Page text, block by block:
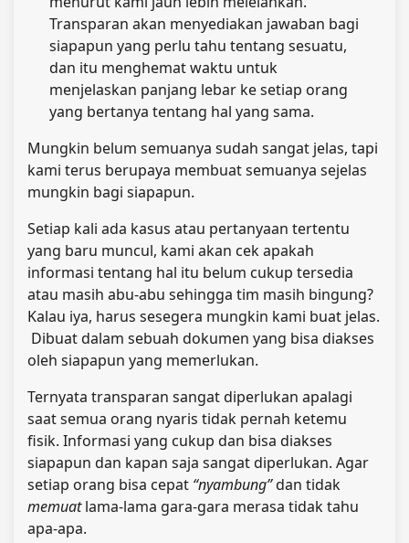
Transparan akan menyediakan jawaban bagi
siapapun yang perlu tahu tentang sesuatu,
dan itu menghemat waktu untuk
menjelaskan panjang lebar ke setiap orang
yang bertanya tentang hal yang sama.
Mungkin belum semuanya sudah sangat jelas, tapi
kami terus berupaya membuat semuanya sejelas
mungkin bagi siapapun.
Setiap kali ada kasus atau pertanyaan tertentu
yang baru muncul, kami akan cek apakah
informasi tentang hal itu belum cukup tersedia
atau masih abu-abu sehingga tim masih bingung?
Kalau iya, harus sesegera mungkin kami buat jelas.
Dibuat dalam sebuah dokumen yang bisa diakses
oleh siapapun yang memerlukan.
Ternyata transparan sangat diperlukan apalagi
saat semua orang nyaris tidak pernah ketemu
fisik. Informasi yang cukup dan bisa diakses
siapapun dan kapan saja sangat diperlukan. Agar
setiap orang bisa cepat “nyambung”dan tidak
memuatlama-lama gara-gara merasa tidak tahu
apa-apa.